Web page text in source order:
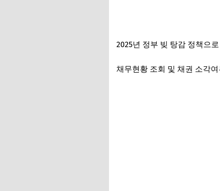
2025년 정부 빚 탕감 정책으
채무현황 조회 및 채권 소각